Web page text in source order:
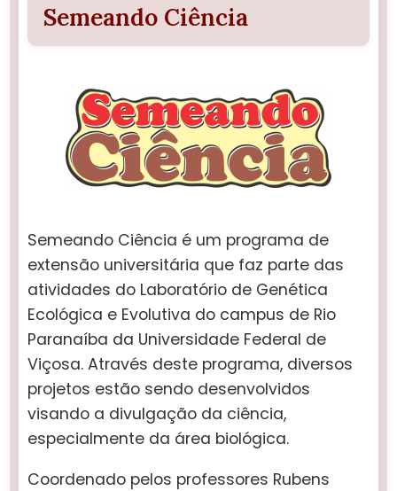
Semeando Ciência
Semeando Ciência é um programa de
extensão universitária que faz parte das
atividades do Laboratório de Genética
Ecológica e Evolutiva do campus de Rio
Paranaíba da Universidade Federal de
Viçosa. Através deste programa, diversos
projetos estão sendo desenvolvidos
visando a divulgação da ciência,
especialmente da área biológica.
Coordenado pelos professores Rubens